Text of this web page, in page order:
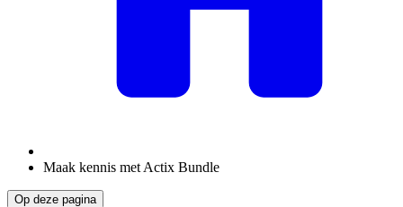
Maak kennis met Actix Bundle
Op deze pagina